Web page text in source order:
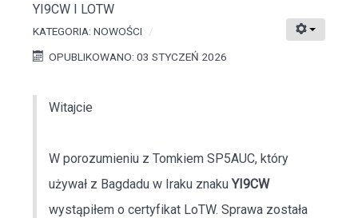
YI9CW I LOTW
KATEGORIA: NOWOŚCI
OPUBLIKOWANO: 03 STYCZEŃ 2026
Witajcie
W porozumieniu z Tomkiem SP5AUC, który
używał z Bagdadu w Iraku znakuYI9CW
wystąpiłem o certyfikat LoTW. Sprawa została